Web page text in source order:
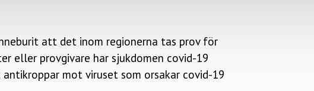
att det inom regionerna tas prov för
eller provgivare har sjukdomen covid-19
mot viruset som orsakar covid-19